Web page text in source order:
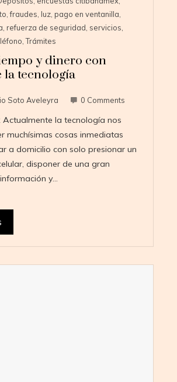
,fraudes luz pago en ventanilla
refuerza de seguridad servicios
,Trámites
y dinero con
la tecnología
Soto Aveleyra 0 Comments
la tecnología nos
muchísimas cosas inmediatas
a domicilio con solo presionar un
disponer de una gran
y…